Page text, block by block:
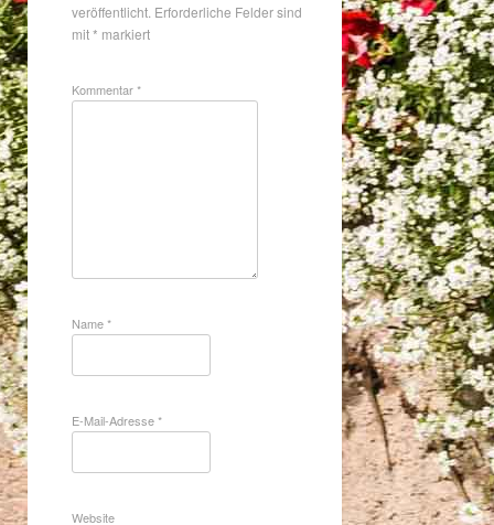
veröffentlicht. Erforderliche Felder sind
mit* markiert
Kommentar*
Name*
E-Mail-Adresse*
Website